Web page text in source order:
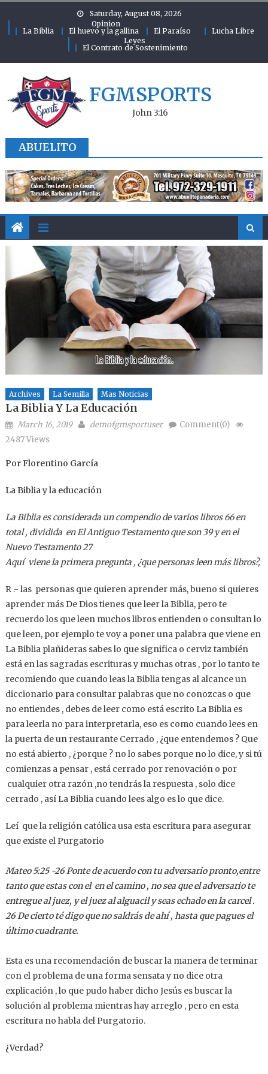
Saturday, August 08, 2026
Opinion
La Biblia
El huevo y la gallina El Paraíso
Lucha Libre
Leyes
El Contrato de Sostenimiento
FGMSPORTS
John 3:16
ABUELITO
Archives La Semilla Mas Noticias
La Biblia Y La Educación
Posted on
March 16, 2019 Author
demofgmsportuser
Comment(0)
2487 Views
Por Florentino García
La Biblia y la educación
La Biblia es considerada un compendio de varios libros 66 en
total , dividida en El Antiguo Testamento que son 39 y en el
Nuevo Testamento 27
Aquí viene la primera pregunta , ¿que personas leen más libros?,
R .- las personas que quieren aprender más, bueno si quieres
aprender más De Dios tienes que leer la Biblia, pero te
recuerdo los que leen muchos libros entienden o consultan lo
que leen, por ejemplo te voy a poner una palabra que viene en
La Biblia plañideras sabes lo que significa o cerviz también
está en las sagradas escrituras y muchas otras , por lo tanto te
recomiendo que cuando leas la Biblia tengas al alcance un
diccionario para consultar palabras que no conozcas o que
no entiendes , debes de leer como está escrito La Biblia es
para leerla no para interpretarla, eso es como cuando lees en
la puerta de un restaurante Cerrado , ¿que entendemos ? Que
no está abierto , ¿porque ? no lo sabes porque no lo dice, y si tú
comienzas a pensar , está cerrado por renovación o por
cualquier otra razón ,no tendrás la respuesta , solo dice
cerrado , así La Biblia cuando lees algo es lo que dice.
Leí que la religión católica usa esta escritura para asegurar
que existe el Purgatorio
Mateo 5:25 -26 Ponte de acuerdo con tu adversario pronto,entre
tanto que estas con el en el camino , no sea que el adversario te
entregue al juez, y el juez al alguacil y seas echado en la carcel .
26 De cierto té digo que no saldrás de ahí , hasta que pagues el
último cuadrante.
Esta es una recomendación de buscar la manera de terminar
con el problema de una forma sensata y no dice otra
explicación , lo que pudo haber dicho Jesús es buscar la
solución al problema mientras hay arreglo , pero en esta
escritura no habla del Purgatorio.
¿Verdad?